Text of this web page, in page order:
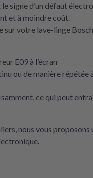
signe d’un défaut
et à moindre coût.
sur votre lave-linge
E09 à l’écran
ou de manière répétée
ce qui peut
nous vous proposons